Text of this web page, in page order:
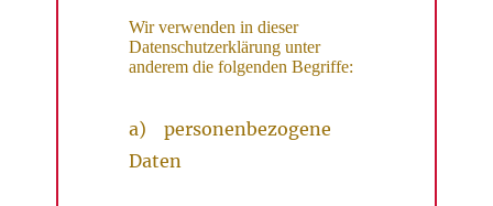
Wir verwenden in dieser
Datenschutzerklärung unter
anderem die folgenden Begriffe:
a) personenbezogene
Daten